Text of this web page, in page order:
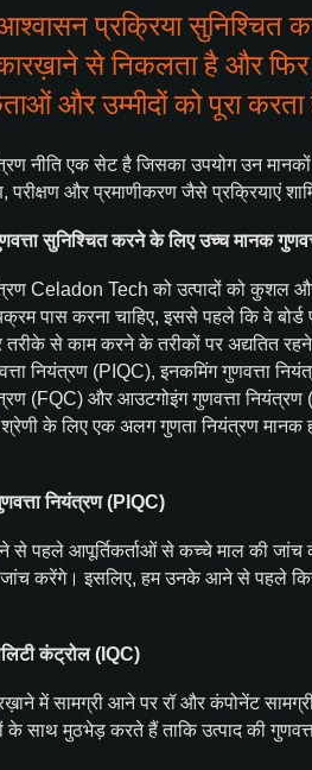
प्रक्रिया सुनिश्चित
से निकलता है और फिर
और उम्मीदों को पूरा करता
नीति एक सेट है जिसका उपयोग उन
परीक्षण और प्रमाणीकरण जैसे प्रक्रियाएं
सुनिश्चित करने के लिए उच्च मानक
Celadon Tech को उत्पादों को कुशल
पास करना चाहिए, इससे पहले कि वे बोर्ड
से काम करने के तरीकों पर अद्यतित रहने
नियंत्रण (PIQC), इनकमिंग गुणवत्ता
(FQC) और आउटगोइंग गुणवत्ता नियंत्रण
के लिए एक अलग गुणता नियंत्रण मानक
नियंत्रण (PIQC)
पहले आपूर्तिकर्ताओं से कच्चे माल की जांच
जांच करेंगे। इसलिए, हम उनके आने से पहले
कंट्रोल (IQC)
में सामग्री आने पर रॉ और कंपोनेंट
के साथ मुठभेड़ करते हैं ताकि उत्पाद की